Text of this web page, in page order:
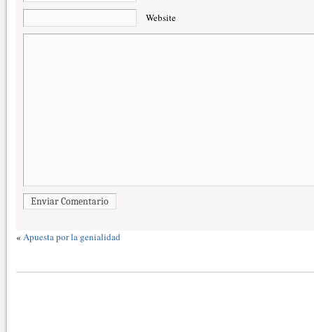
Website
Enviar Comentario
« Apuesta por la genialidad